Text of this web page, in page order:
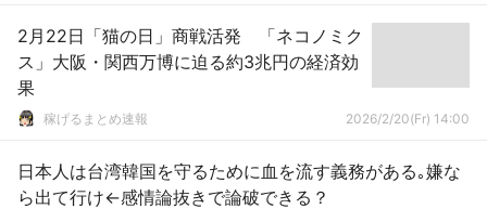
2月22日「猫の日」商戦活発 「ネコノミク
ス」大阪・関西万博に迫る約3兆円の経済効
果
稼げるまとめ速報 2026/2/20(Fr) 14:00
日本人は台湾韓国を守るために血を流す義務がある｡嫌な
ら出て行け←感情論抜きで論破できる？